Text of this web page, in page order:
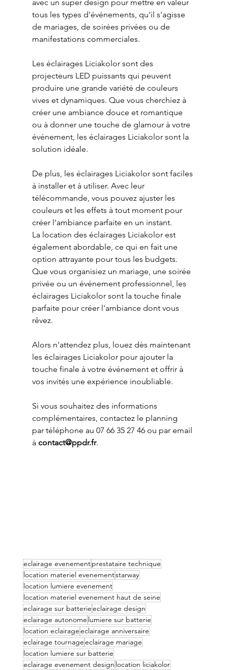
avec un super design pour mettre en valeur
tous les types d'événements, qu'il s'agisse
de mariages, de soirées privées ou de
manifestations commerciales.
Les éclairages Liciakolor sont des
projecteurs LED puissants qui peuvent
produire une grande variété de couleurs
vives et dynamiques. Que vous cherchiez à
créer une ambiance douce et romantique
ou à donner une touche de glamour à votre
événement, les éclairages Liciakolor sont la
solution idéale.
De plus, les éclairages Liciakolor sont faciles
à installer et à utiliser. Avec leur
télécommande, vous pouvez ajuster les
couleurs et les effets à tout moment pour
créer l'ambiance parfaite en un instant.
La location des éclairages Liciakolor est
également abordable, ce qui en fait une
option attrayante pour tous les budgets.
Que vous organisiez un mariage, une soirée
privée ou un événement professionnel, les
éclairages Liciakolor sont la touche finale
parfaite pour créer l'ambiance dont vous
rêvez.
Alors n'attendez plus, louez dès maintenant
les éclairages Liciakolor pour ajouter la
touche finale à votre événement et offrir à
vos invités une expérience inoubliable.
Si vous souhaitez des informations
complémentaires, contactez le planning
par téléphone au 07 66 35 27 46 ou par email
à contact@ppdr.fr.
eclairage evenementprestataire technique
location materiel evenementstarway
location lumiere evenement
location materiel evenement haut de seine
eclairage sur batterieeclairage design
eclairage autonome lumiere sur batterie
location eclairageeclairage anniversaire
eclairage tournageeclairage mariage
location lumiere sur batterie
eclairage evenement design location liciakolor